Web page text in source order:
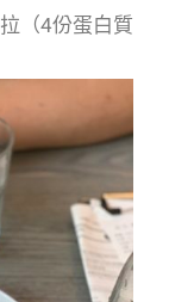
（4份蛋白質